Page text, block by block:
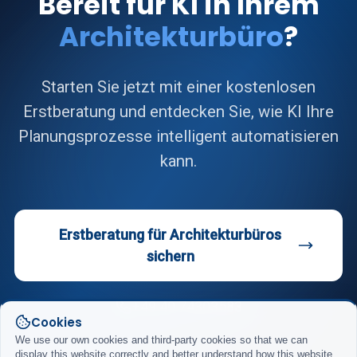
Cookies
We use our own cookies and third-party cookies so that we can
display this website correctly and better understand how this website
Architekturbüro?
Starten Sie jetzt mit einer kostenlosen
Erstberatung und entdecken Sie, wie KI Ihre
Planungsprozesse intelligent automatisieren
kann.
Erstberatung für Architekturbüros
sichern
+49 40 74303583